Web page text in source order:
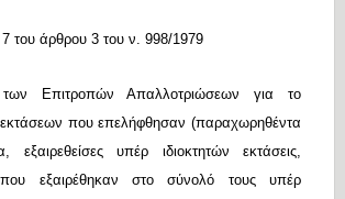
του άρθρου 3 του ν. 998/1979
Επιτροπών Απαλλοτριώσεων για το
που επελήφθησαν (παραχωρηθέντα
εξαιρεθείσες υπέρ ιδιοκτητών εκτάσεις,
που εξαιρέθηκαν στο σύνολό τους υπέρ